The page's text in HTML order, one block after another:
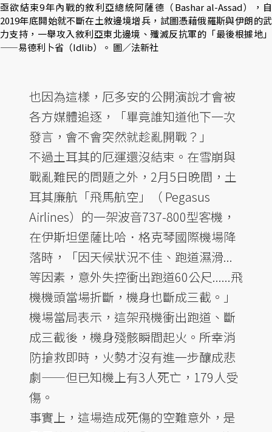
亟欲結束9年內戰的敘利亞總統阿薩德（Bashar al-Assad），自
2019年底開始就不斷在土敘邊境增兵，試圖憑藉俄羅斯與伊朗的武
力支持，一舉攻入敘利亞東北邊境、殲滅反抗軍的「最後根據地」
——易德利卜省（Idlib）。 圖／法新社
也因為這樣，厄多安的公開演說才會被
各方媒體追逐，「畢竟誰知道他下一次
發言，會不會突然就趁亂開戰？」
不過土耳其的厄運還沒結束。在雪崩與
戰亂難民的問題之外，2月5日晚間，土
耳其廉航「飛馬航空」（ Pegasus
Airlines）的一架波音737-800型客機，
在伊斯坦堡薩比哈．格克琴國際機場降
落時，「因天候狀況不佳、跑道濕滑...
等因素，意外失控衝出跑道60公尺......飛
機機頭當場折斷，機身也斷成三截。」
機場當局表示，這架飛機衝出跑道、斷
成三截後，機身殘骸瞬間起火。所幸消
防搶救即時，火勢才沒有進一步釀成悲
劇——但已知機上有3人死亡，179人受
傷。
事實上，這場造成死傷的空難意外，是